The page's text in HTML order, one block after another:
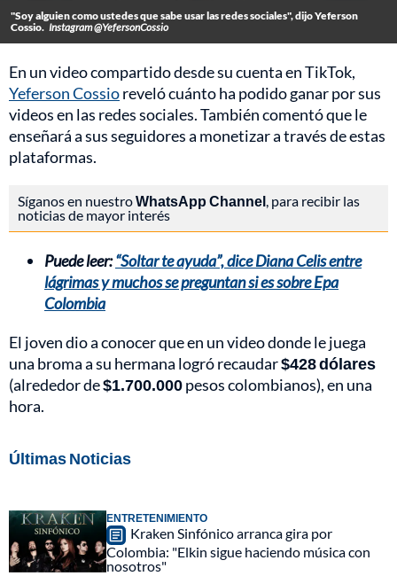
"Soy alguien como ustedes que sabe usar las redes sociales", dijo Yeferson
Cossio. Instagram @YefersonCossio
En un video compartido desde su cuenta en TikTok,
Yeferson Cossioreveló cuánto ha podido ganar por sus
videos en las redes sociales. También comentó que le
enseñará a sus seguidores a monetizar a través de estas
plataformas.
Síganos en nuestroWhatsApp Channel, para recibir las
noticias de mayor interés
Puede leer:“Soltar te ayuda”, dice Diana Celis entre
lágrimas y muchos se preguntan si es sobre Epa
Colombia
El joven dio a conocer que en un video donde le juega
una broma a su hermana logró recaudar$428 dólares
(alrededor de$1.700.000pesos colombianos), en una
hora.
Últimas Noticias
ENTRETENIMIENTO
Kraken Sinfónico arranca gira por
Colombia: "Elkin sigue haciendo música con
nosotros"